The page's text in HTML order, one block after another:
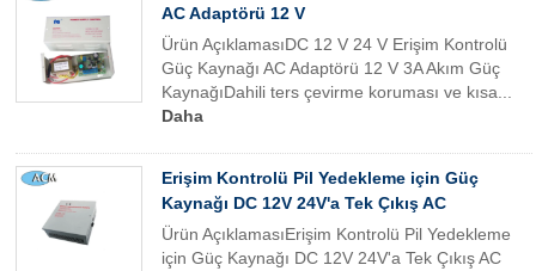
AC Adaptörü 12 V
Ürün AçıklamasıDC 12 V 24 V Erişim Kontrolü
Güç Kaynağı AC Adaptörü 12 V 3A Akım Güç
KaynağıDahili ters çevirme koruması ve kısa...
Daha
Erişim Kontrolü Pil Yedekleme için Güç
Kaynağı DC 12V 24V'a Tek Çıkış AC
Ürün AçıklamasıErişim Kontrolü Pil Yedekleme
için Güç Kaynağı DC 12V 24V'a Tek Çıkış AC